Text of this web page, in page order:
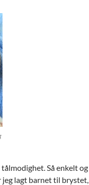
Så enkelt og
jeg lagt barnet til brystet,